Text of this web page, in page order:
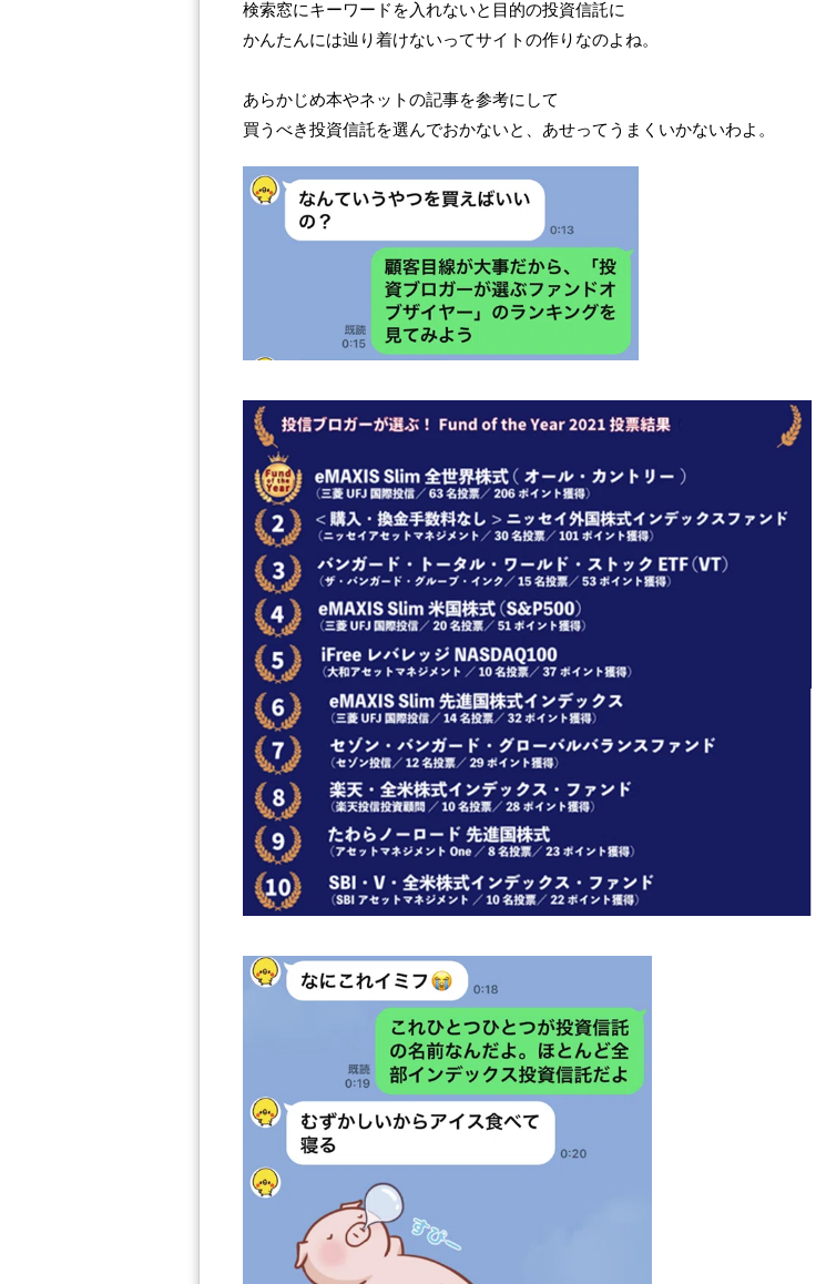
検索窓にキーワードを入れないと目的の投資信託に
かんたんには辿り着けないってサイトの作りなのよね。
あらかじめ本やネットの記事を参考にして
買うべき投資信託を選んでおかないと、あせってうまくいかないわよ。